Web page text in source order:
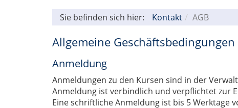
Sie befinden sich hier: Kontakt AGB
Allgemeine Geschäftsbedingungen
Anmeldung
Anmeldungen zu den Kursen sind in der
Anmeldung ist verbindlich und verpflichtet zur
Eine schriftliche Anmeldung ist bis 5 Werktage